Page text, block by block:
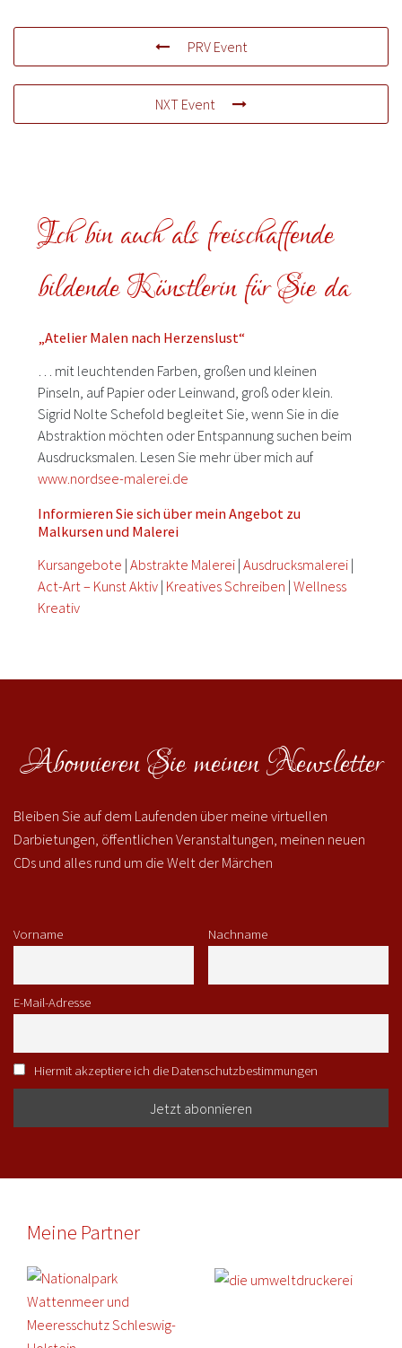
PRV Event
NXT Event
Ich bin auch als freischaffende
bildende Künstlerin für Sie da
„Atelier Malen nach Herzenslust“
… mit leuchtenden Farben, großen und kleinen
Pinseln, auf Papier oder Leinwand, groß oder klein.
Sigrid Nolte Schefold begleitet Sie, wenn Sie in die
Abstraktion möchten oder Entspannung suchen beim
Ausdrucksmalen. Lesen Sie mehr über mich auf
www.nordsee-malerei.de
Informieren Sie sich über mein Angebot zu
Malkursen und Malerei
Kursangebote |Abstrakte Malerei |Ausdrucksmalerei |
Act-Art – Kunst Aktiv | Kreatives Schreiben |Wellness
Kreativ
Abonnieren Sie meinen Newsletter
Bleiben Sie auf dem Laufenden über meine virtuellen
Darbietungen, öffentlichen Veranstaltungen, meinen neuen
CDs und alles rund um die Welt der Märchen
Vorname Nachname
E-Mail-Adresse
Hiermit akzeptiere ich die Datenschutzbestimmungen
Meine Partner